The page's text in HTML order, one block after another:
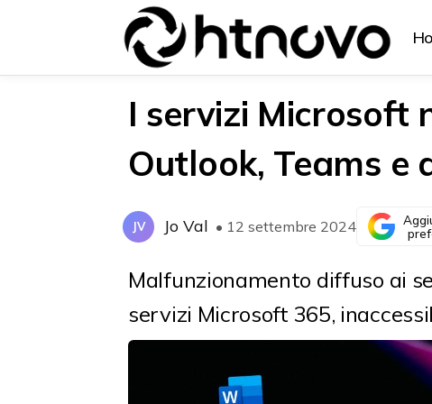
{{POSTS[0].LABEL}}
{{POSTS[0].LABEL}}
I servizi Microsoft
Outlook, Teams
JV Jo Val • 12 settembre 2024
Malfunzionamento diffuso ai
servizi Microsoft 365,